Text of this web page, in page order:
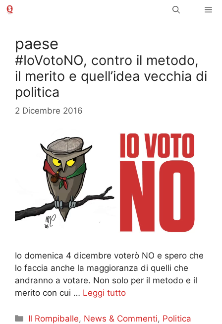
Vai
paese
#IoVotoNO, contro il metodo,
il merito e quell’idea vecchia di
politica
2 Dicembre 2016
Io domenica 4 dicembre voterò NO e spero che
lo faccia anche la maggioranza di quelli che
andranno a votare. Non solo per il metodo e il
merito con cui … Leggi tutto
Categorie
Il Rompiballe, News & Commenti, Politica